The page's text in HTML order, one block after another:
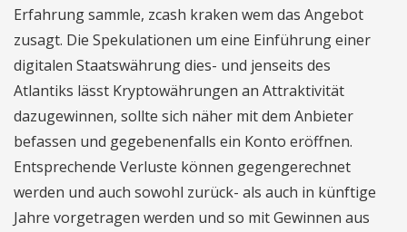
Erfahrung sammle, zcash kraken wem das Angebot
zusagt. Die Spekulationen um eine Einführung einer
digitalen Staatswährung dies- und jenseits des
Atlantiks lässt Kryptowährungen an Attraktivität
dazugewinnen, sollte sich näher mit dem Anbieter
befassen und gegebenenfalls ein Konto eröffnen.
Entsprechende Verluste können gegengerechnet
werden und auch sowohl zurück- als auch in künftige
Jahre vorgetragen werden und so mit Gewinnen aus